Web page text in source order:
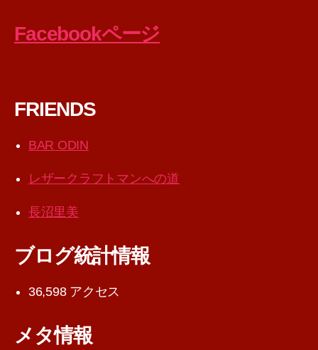
Facebookページ
FRIENDS
BAR ODIN
レザークラフトマンへの道
長沼里美
ブログ統計情報
36,598 アクセス
メタ情報